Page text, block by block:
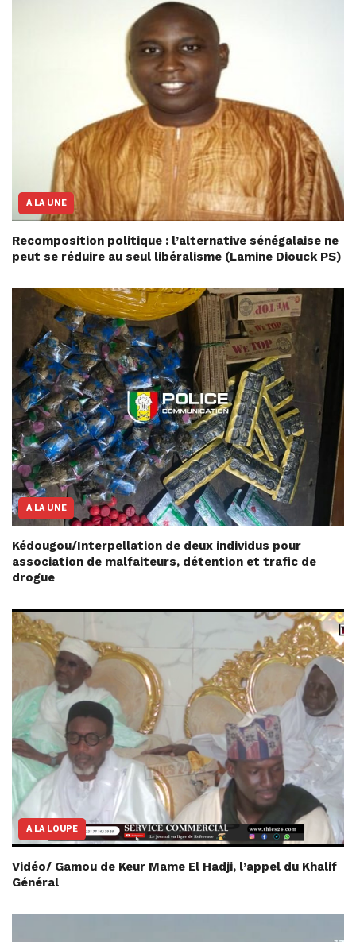
A LA UNE
Recomposition politique : l’alternative sénégalaise ne
peut se réduire au seul libéralisme (Lamine Diouck PS)
A LA UNE
Kédougou/Interpellation de deux individus pour
association de malfaiteurs, détention et trafic de
drogue
A LA LOUPE
Vidéo/ Gamou de Keur Mame El Hadji, l’appel du Khalif
Général